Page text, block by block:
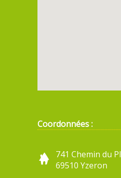
Coordonnées :
741 Chemin du
69510 Yzeron